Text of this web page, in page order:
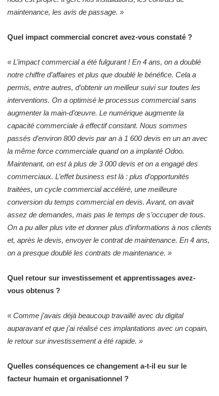
maintenance, les avis de passage. »
Quel impact commercial concret avez-vous constaté ?
« L’impact commercial a été fulgurant ! En 4 ans, on a doublé
notre chiffre d’affaires et plus que doublé le bénéfice. Cela a
permis, entre autres, d’obtenir un meilleur suivi sur toutes les
interventions. On a optimisé le processus commercial sans
augmenter la main-d’œuvre. Le numérique augmente la
capacité commerciale à effectif constant. Nous sommes
passés d’environ 800 devis par an à 1 600 devis en un an avec
la même force commerciale quand on a implanté Odoo.
Maintenant, on est à plus de 3 000 devis et on a engagé des
commerciaux. L’effet business est là : plus d’opportunités
traitées, un cycle commercial accéléré, une meilleure
conversion du temps commercial en devis. Avant, on avait
assez de demandes, mais pas le temps de s’occuper de tous.
On a pu aller plus vite et donner plus d’informations à nos clients
et, après le devis, envoyer le contrat de maintenance. En 4 ans,
on a presque doublé les contrats de maintenance. »
Quel retour sur investissement et apprentissages avez-
vous obtenus ?
« Comme j’avais déjà beaucoup travaillé avec du digital
auparavant et que j’ai réalisé ces implantations avec un copain,
le retour sur investissement a été rapide. »
Quelles conséquences ce changement a-t-il eu sur le
facteur humain et organisationnel ?